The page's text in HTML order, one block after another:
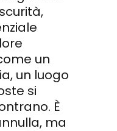
un
un luogo
si
È
ma